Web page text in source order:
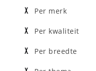
Per merk
Per kwaliteit
Per breedte